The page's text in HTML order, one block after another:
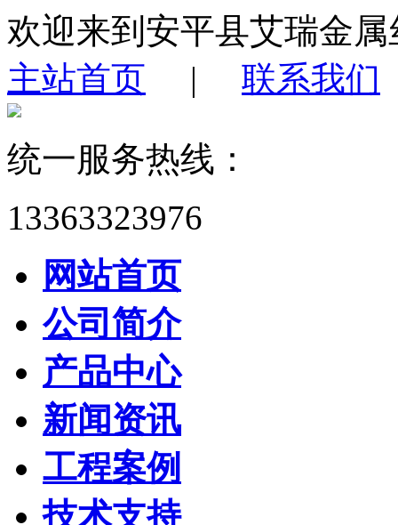
欢迎来到安平县艾瑞金
主站首页 | 联系我们
统一服务热线：
13363323976
网站首页
公司简介
产品中心
新闻资讯
工程案例
技术支持